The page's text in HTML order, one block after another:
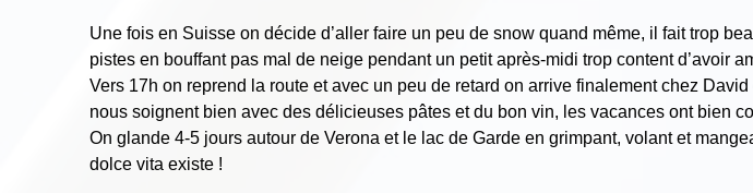
Une fois en Suisse on décide d’aller faire un peu de snow quand même, il fait trop
pistes en bouffant pas mal de neige pendant un petit après-midi trop content d’avoir
Vers 17h on reprend la route et avec un peu de retard on arrive finalement chez
nous soignent bien avec des délicieuses pâtes et du bon vin, les vacances ont bien
On glande 4-5 jours autour de Verona et le lac de Garde en grimpant, volant et
dolce vita existe !